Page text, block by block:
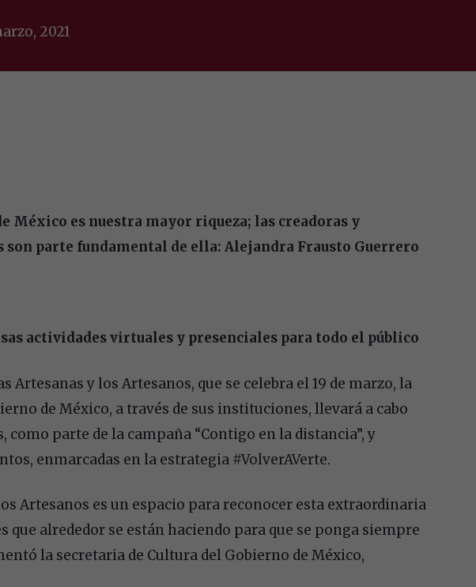
2021
México es nuestra mayor riqueza; las creadoras y
parte fundamental de ella: Alejandra Frausto Guerrero
actividades virtuales y presenciales para todo el público
Artesanas y los Artesanos, que se celebra el 19 de marzo, la
de México, a través de sus instituciones, llevará a cabo
como parte de la campaña “Contigo en la distancia”, y
enmarcadas en la estrategia #VolverAVerte.
Artesanos es un espacio para reconocer esta extraordinaria
que alrededor se están haciendo para que se ponga siempre
la secretaria de Cultura del Gobierno de México,